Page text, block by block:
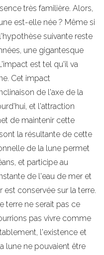
très familière. Alors,
est-elle née ? Même si
suivante reste
une gigantesque
est tel qu'il va
Cet impact
de l'axe de la
et l'attraction
de maintenir cette
la résultante de cette
de la lune permet
et participe au
de l'eau de mer et
est conservée sur la terre.
terre ne serait pas ce
pas vivre comme
l'existence et
lune ne pouvaient être